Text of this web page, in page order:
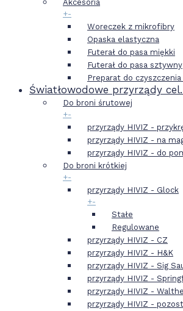
Akcesoria
+-
Woreczek z mikrofibry
Opaska elastyczna
Futerał do pasa miękki
Futerał do pasa sztywny
Preparat do
Światłowodowe przyrządy
Do broni śrutowej
+-
przyrządy HIVIZ -
przyrządy HIVIZ - na
przyrządy HIVIZ - do
Do broni krótkiej
+-
przyrządy HIVIZ - Glock
+-
Stałe
Regulowane
przyrządy HIVIZ - CZ
przyrządy HIVIZ - H&K
przyrządy HIVIZ - Sig
przyrządy HIVIZ -
przyrządy HIVIZ -
przyrządy HIVIZ -